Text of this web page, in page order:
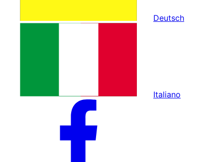
Deutsch
Italiano